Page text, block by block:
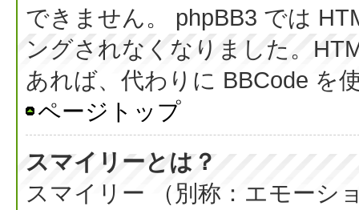
できません。 phpBB3 では
ングされなくなりました。
あれば、代わりに BBCode を
ページトップ
スマイリーとは？
スマイリー （別称：エモーシ